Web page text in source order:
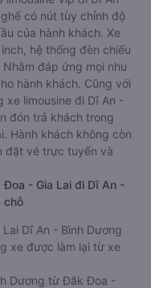
có nút tùy chỉnh độ
của hành khách. Xe
hệ thống đèn chiếu
đáp ứng mọi nhu
hành khách. Cũng với
xe limousine đi Dĩ An -
đón trả khách trong
Hành khách không còn
đặt vé trực tuyến và
- Gia Lai đi Dĩ An -
chỗ
Dĩ An - Bình Dương
xe được làm lại từ xe
Dương từ Đăk Đoa -